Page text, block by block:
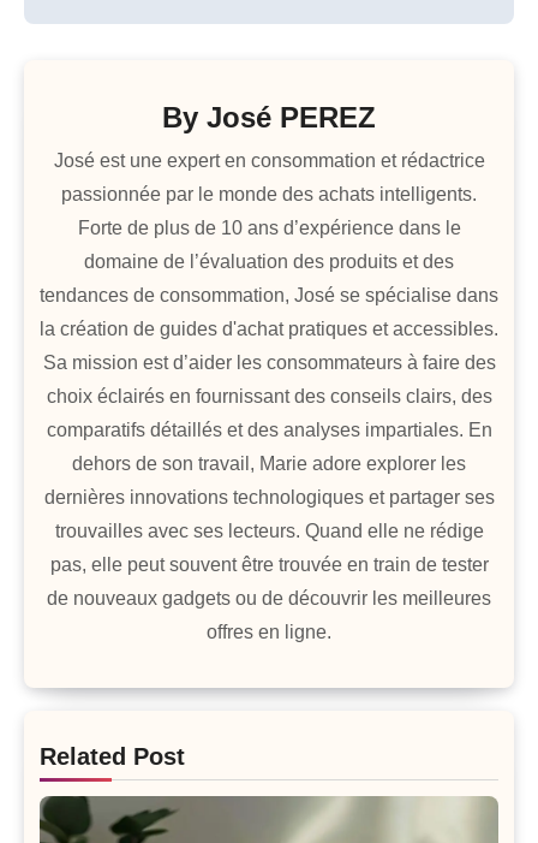
By José PEREZ
José est une expert en consommation et rédactrice
passionnée par le monde des achats intelligents.
Forte de plus de 10 ans d’expérience dans le
domaine de l’évaluation des produits et des
tendances de consommation, José se spécialise dans
la création de guides d'achat pratiques et accessibles.
Sa mission est d’aider les consommateurs à faire des
choix éclairés en fournissant des conseils clairs, des
comparatifs détaillés et des analyses impartiales. En
dehors de son travail, Marie adore explorer les
dernières innovations technologiques et partager ses
trouvailles avec ses lecteurs. Quand elle ne rédige
pas, elle peut souvent être trouvée en train de tester
de nouveaux gadgets ou de découvrir les meilleures
offres en ligne.
Related Post